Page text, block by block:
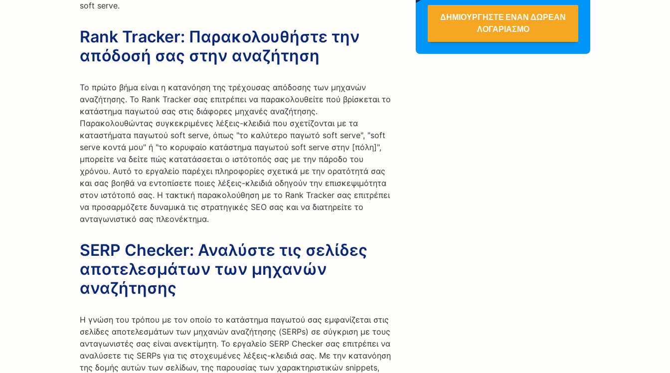
soft serve.
Rank Tracker: Παρακολουθήστε την
απόδοσή σας στην αναζήτηση
Το πρώτο βήμα είναι η κατανόηση της τρέχουσας απόδοσης των μηχανών
αναζήτησης. Το Rank Tracker σας επιτρέπει να παρακολουθείτε πού βρίσκεται το
κατάστημα παγωτού σας στις διάφορες μηχανές αναζήτησης.
Παρακολουθώντας συγκεκριμένες λέξεις-κλειδιά που σχετίζονται με τα
καταστήματα παγωτού soft serve, όπως "το καλύτερο παγωτό soft serve", "soft
serve κοντά μου" ή "το κορυφαίο κατάστημα παγωτού soft serve στην [πόλη]",
μπορείτε να δείτε πώς κατατάσσεται ο ιστότοπός σας με την πάροδο του
χρόνου. Αυτό το εργαλείο παρέχει πληροφορίες σχετικά με την ορατότητά σας
και σας βοηθά να εντοπίσετε ποιες λέξεις-κλειδιά οδηγούν την επισκεψιμότητα
στον ιστότοπό σας. Η τακτική παρακολούθηση με το Rank Tracker σας επιτρέπει
να προσαρμόζετε δυναμικά τις στρατηγικές SEO σας και να διατηρείτε το
ανταγωνιστικό σας πλεονέκτημα.
SERP Checker: Αναλύστε τις σελίδες
αποτελεσμάτων των μηχανών
αναζήτησης
Η γνώση του τρόπου με τον οποίο το κατάστημα παγωτού σας εμφανίζεται στις
σελίδες αποτελεσμάτων των μηχανών αναζήτησης (SERPs) σε σύγκριση με τους
ανταγωνιστές σας είναι ανεκτίμητη. Το εργαλείο SERP Checker σας επιτρέπει να
αναλύσετε τις SERPs για τις στοχευμένες λέξεις-κλειδιά σας. Με την κατανόηση
της δομής αυτών των σελίδων, της παρουσίας των χαρακτηριστικών snippets,
ΔΗΜΙΟΥΡΓΉΣΤΕ ΈΝΑΝ ΔΩΡΕΆΝ
ΛΟΓΑΡΙΑΣΜΌ